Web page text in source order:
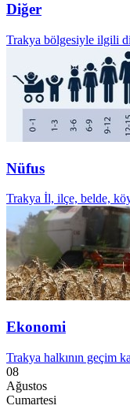
Diğer
Trakya bölgesiyle ilgili
Nüfus
Trakya İl, ilçe, belde,
Ekonomi
Trakya halkının geçim
08
Ağustos
Cumartesi